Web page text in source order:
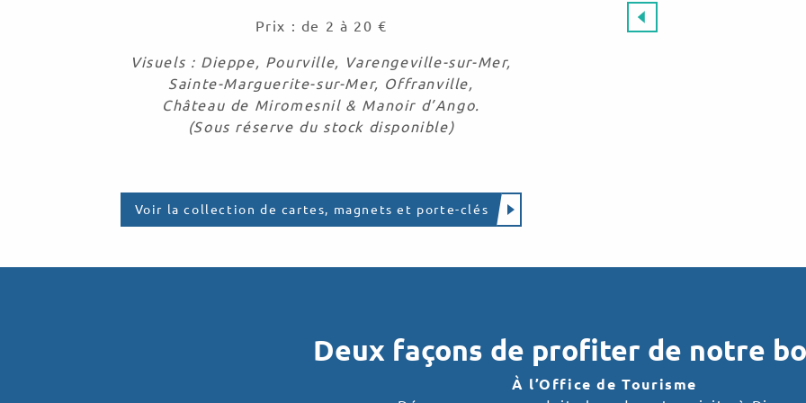
Prix : de 2 à 20 €
Visuels : Dieppe, Pourville, Varengeville-sur-Mer,
Sainte-Marguerite-sur-Mer, Offranville,
Château de Miromesnil & Manoir d’Ango.
(Sous réserve du stock disponible)
Voir la collection de cartes, magnets et porte-clés
Deux façons de profiter de notre
À l’Office de Tourisme